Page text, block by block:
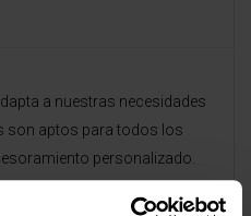
a nuestras necesidades
son aptos para todos los
personalizado.
saber algunos datos